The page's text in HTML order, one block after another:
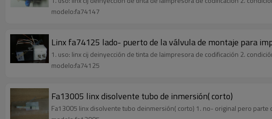
modelo:fa74147
Linx fa74125 lado- puerto de la válvula de montaje para
1. uso: linx cij deinyección de tinta de laimpresora de codificación 2.
modelo:fa74125
Fa13005 linx disolvente tubo de inmersión( corto)
Fa13005 linx disolvente tubo deinmersión( corto) 1. no- original pero parte